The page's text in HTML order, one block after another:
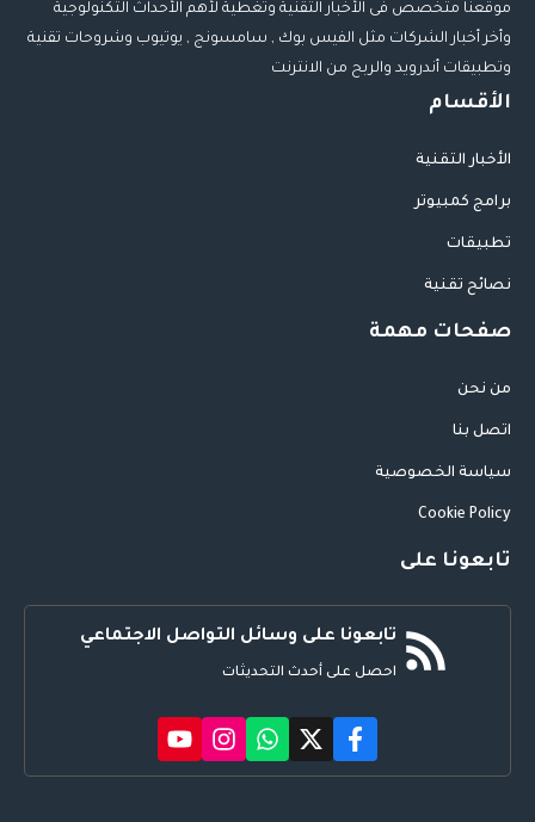
موقعنا متخصص فى الأخبار التقنية وتغطية لأهم الأحداث التكنولوجية
وأخر أخبار الشركات مثل الفيس بوك , سامسونج , يوتيوب وشروحات تقنية
وتطبيقات أندرويد والربح من الانترنت
الأقسام
الأخبار التقنية
برامج كمبيوتر
تطبيقات
نصائح تقنية
صفحات مهمة
من نحن
اتصل بنا
سياسة الخصوصية
Cookie Policy
تابعونا على
تابعونا على وسائل التواصل الاجتماعي
احصل على أحدث التحديثات